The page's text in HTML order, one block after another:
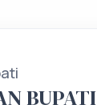
BUPATI